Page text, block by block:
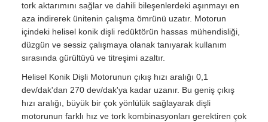
tork aktarımını sağlar ve dahili bileşenlerdeki aşınmayı en
aza indirerek ünitenin çalışma ömrünü uzatır. Motorun
içindeki helisel konik dişli redüktörün hassas mühendisliği,
düzgün ve sessiz çalışmaya olanak tanıyarak kullanım
sırasında gürültüyü ve titreşimi azaltır.
Helisel Konik Dişli Motorunun çıkış hızı aralığı 0,1
dev/dak'dan 270 dev/dak'ya kadar uzanır. Bu geniş çıkış
hızı aralığı, büyük bir çok yönlülük sağlayarak dişli
motorunun farklı hız ve tork kombinasyonları gerektiren çok